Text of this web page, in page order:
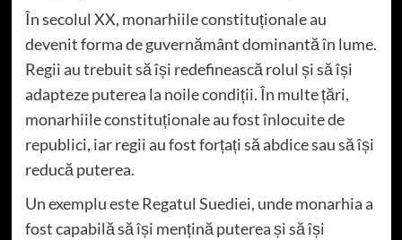
În secolul XX, monarhiile constituționale au
devenit forma de guvernământ dominantă în lume.
Regii au trebuit să își redefinească rolul și să își
adapteze puterea la noile condiții. În multe țări,
monarhiile constituționale au fost înlocuite de
republici, iar regii au fost forțați să abdice sau să își
reducă puterea.
Un exemplu este Regatul Suediei, unde monarhia a
fost capabilă să își mențină puterea și să își